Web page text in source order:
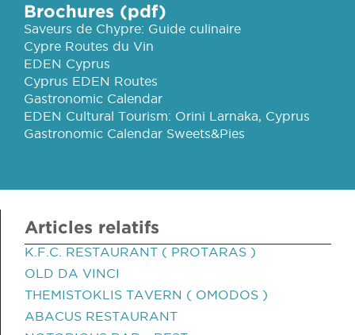
Brochures (pdf)
Saveurs de Chypre: Guide culinaire
Cypre Routes du Vin
EDEN Cyprus
Cyprus EDEN Routes
Gastronomic Calendar
EDEN Cultural Tourism: Orini Larnaka, Cyprus
Gastronomic Calendar Sweets&Pies
Articles relatifs
K.F.C. RESTAURANT ( PROTARAS )
OLD DA VINCI
THEMISTOKLIS TAVERN ( OMODOS )
ABACUS RESTAURANT